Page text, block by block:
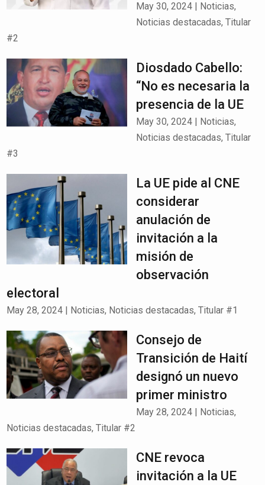
May 30, 2024 | Noticias,
Noticias destacadas,Titular
#2
Diosdado Cabello:
“No es necesaria la
presencia de la UE
May 30, 2024 | Noticias,
Noticias destacadas,Titular
#3
La UE pide al CNE
considerar
anulación de
invitación a la
misión de
observación
electoral
May 28, 2024 | Noticias, Noticias destacadas,Titular #1
Consejo de
Transición de Haití
designó un nuevo
primer ministro
May 28, 2024 | Noticias,
Noticias destacadas,Titular #2
CNE revoca
invitación a la UE